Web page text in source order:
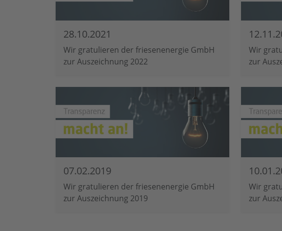
28.10.2021
Wir gratulieren der friesenenergie GmbH
zur Auszeichnung 2022
Wir
zur
07.02.2019
Wir gratulieren der friesenenergie GmbH
zur Auszeichnung 2019
Wir
zur